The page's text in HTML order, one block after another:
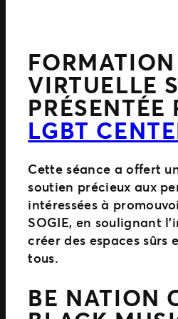
FORMATION
VIRTUELLE
PRÉSENTÉE
LGBT
Cette séance a offert
soutien précieux aux
intéressées à
SOGIE, en soulignant
créer des espaces sûrs
tous.
BE NATION